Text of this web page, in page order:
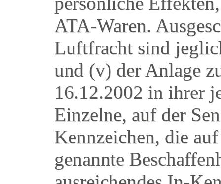
ATA-Waren.
Luftfracht sind
und (v) der Anlage
16.12.2002 in ihrer
Einzelne, auf der
Kennzeichen, die
genannte